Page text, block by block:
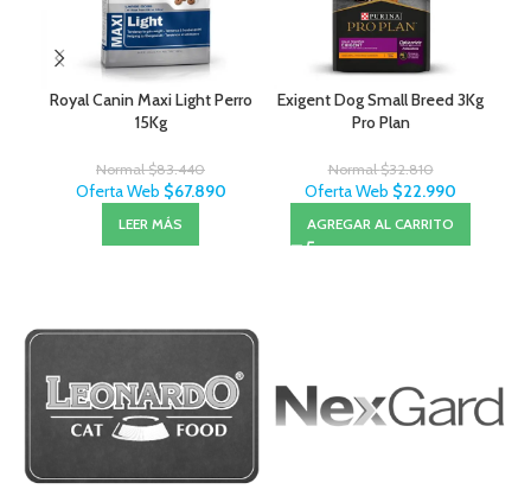
Royal Canin Maxi Light Perro
15Kg
Normal$83.440
Oferta Web $67.890
LEER MÁS
Exigent Dog Small Breed 3Kg
Pro Plan
Normal$32.810
Oferta Web $22.990
AGREGAR AL CARRITO